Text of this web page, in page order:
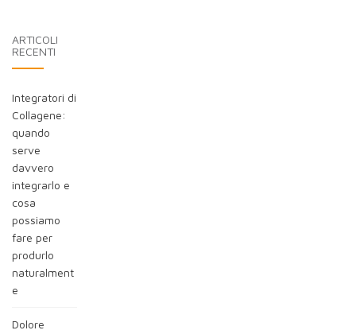
ARTICOLI
RECENTI
Integratori di
Collagene:
quando
serve
davvero
integrarlo e
cosa
possiamo
fare per
produrlo
naturalment
e
Dolore